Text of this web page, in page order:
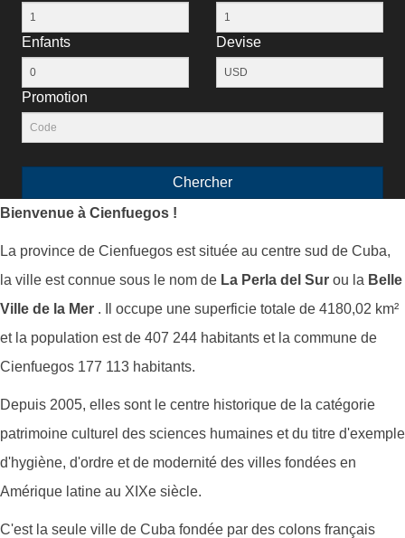
Enfants Devise
Рromotion
Chercher
Bienvenue à Cienfuegos !
La province de Cienfuegos est située au centre sud de Cuba,
la ville est connue sous le nom de La Perla del Sur ou la Belle
Ville de la Mer .
Il occupe une superficie totale de 4180,02 km²
et la population est de 407 244 habitants et la commune de
Cienfuegos 177 113 habitants.
Depuis 2005, elles sont le centre historique de la catégorie
patrimoine culturel des sciences humaines et du titre d'exemple
d'hygiène, d'ordre et de modernité des villes fondées en
Amérique latine au XIXe siècle.
C'est la seule ville de Cuba fondée par des colons français